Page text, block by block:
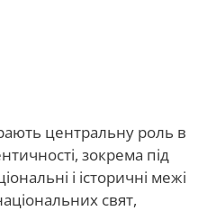
центральну роль в
зокрема під
і історичні межі
свят,